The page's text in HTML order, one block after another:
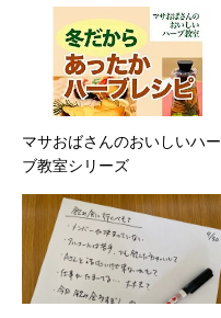
マサおばさんのおいしいハー
ブ教室シリーズ